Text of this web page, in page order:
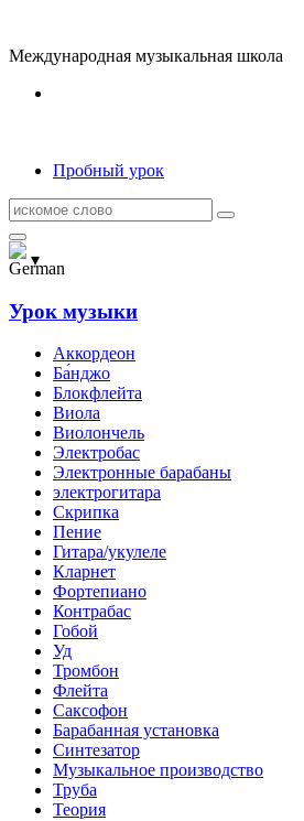
основному
Международная музыкальная школа
Пробный урок
Поиск:
▾
Урок музыки
Аккордеон
Ба́нджо
Блокфлейта
Виола
Виолончель
Электробас
Электронные барабаны
электрогитара
Скрипка
Пение
Гитара/укулеле
Кларнет
Фортепиано
Контрабас
Гобой
Уд
Тромбон
Флейта
Саксофон
Барабанная установка
Синтезатор
Музыкальное производство
Труба
Теория